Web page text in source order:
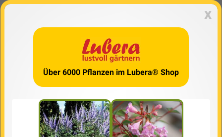
x
Über 6000 Pflanzen im Lubera® Shop